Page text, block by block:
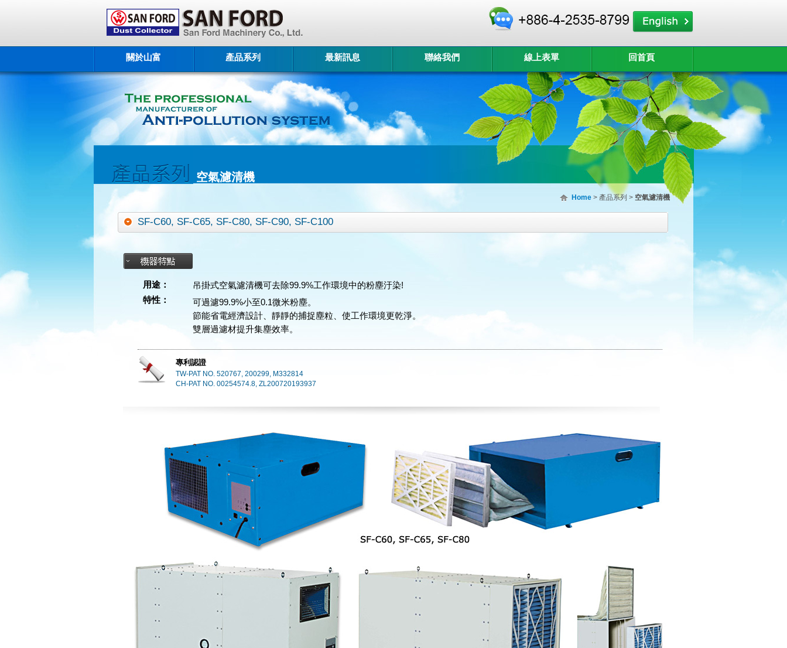
關於山富 產品系列 最新訊息 聯絡我們 線上表單 回首頁
空氣濾清機
Home > 產品系列 > 空氣濾清機
SF-C60, SF-C65, SF-C80, SF-C90, SF-C100
用途：
吊掛式空氣濾清機可去除99.9%工作環境中的粉塵汙染!
特性：
可過濾99.9%小至0.1微米粉塵。
節能省電經濟設計、靜靜的捕捉塵粒、使工作環境更乾淨。
雙層過濾材提升集塵效率。
專利認證
TW-PAT NO. 520767, 200299, M332814
CH-PAT NO. 00254574.8, ZL200720193937